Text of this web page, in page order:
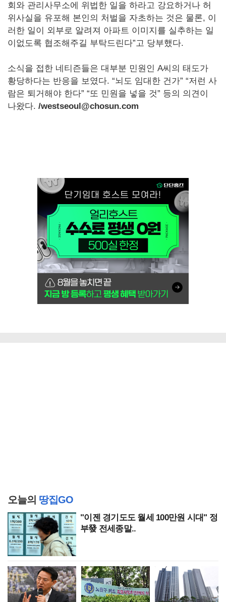
회와 관리사무소에 위법한 일을 하라고 강요하거나 허
위사실을 유포해 본인의 처벌을 자초하는 것은 물론, 이
러한 일이 외부로 알려져 아파트 이미지를 실추하는 일
이없도록 협조해주길 부탁드린다”고 당부했다.
소식을 접한 네티즌들은 대부분 민원인 A씨의 태도가
황당하다는 반응을 보였다. “뇌도 임대한 건가” “저런 사
람은 퇴거해야 한다” “또 민원을 넣을 것” 등의 의견이
나왔다. /westseoul@chosun.com
오늘의 땅집GO
"이젠 경기도도 월세 100만원 시대" 정
부發 전세종말..